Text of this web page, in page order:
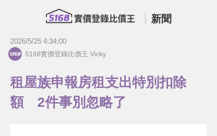
新聞
2026/5/25 4:34:00
5168實價登錄比價王 Vicky
租屋族申報房租支出特別扣除
額 2件事別忽略了